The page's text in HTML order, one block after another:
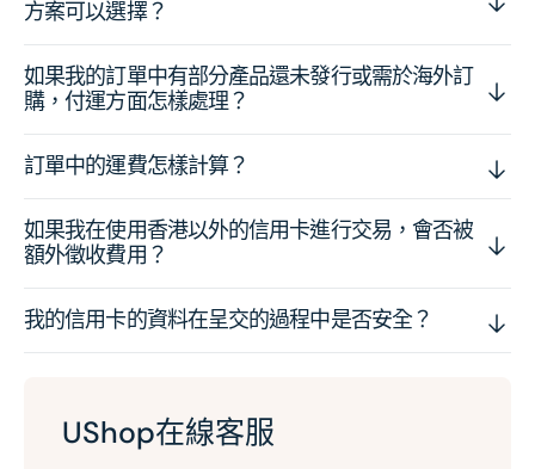
方案可以選擇？
如果我的訂單中有部分產品還未發行或需於海外訂
購，付運方面怎樣處理？
訂單中的運費怎樣計算？
如果我在使用香港以外的信用卡進行交易，會否被
額外徵收費用？
我的信用卡的資料在呈交的過程中是否安全？
UShop在線客服